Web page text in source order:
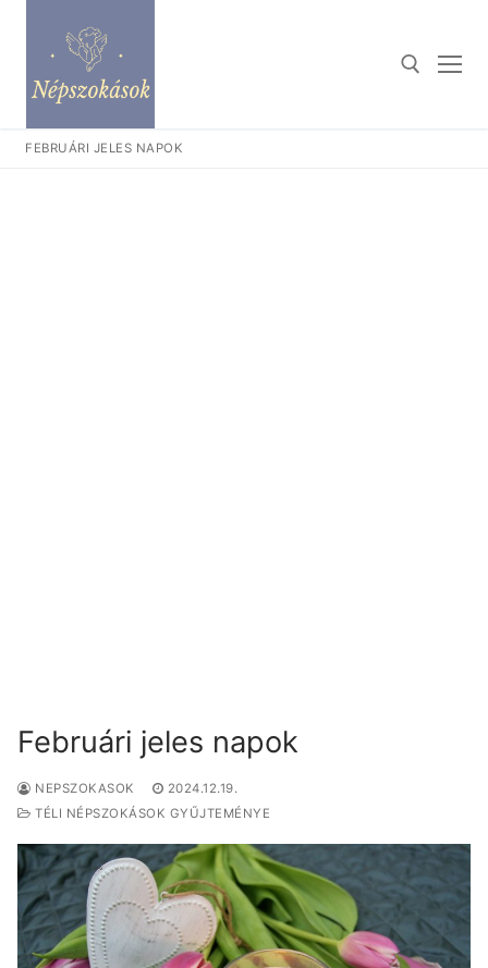
tartalomra
FEBRUÁRI JELES NAPOK
Februári jeles napok
NEPSZOKASOK
2024.12.19.
TÉLI NÉPSZOKÁSOK GYŰJTEMÉNYE